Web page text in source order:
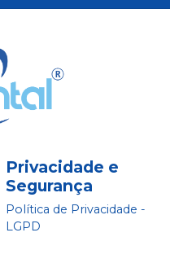
Privacidade e
Segurança
Política de Privacidade -
LGPD